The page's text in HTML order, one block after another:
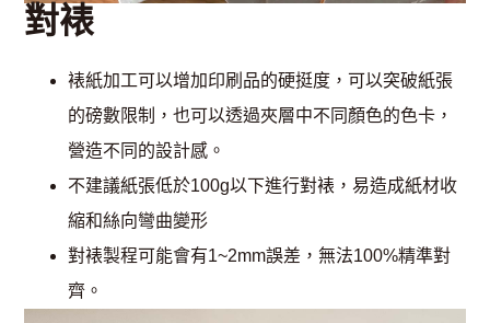
對裱
裱紙加工可以增加印刷品的硬挺度，可以突破紙張
的磅數限制，也可以透過夾層中不同顏色的色卡，
營造不同的設計感。
不建議紙張低於100g以下進行對裱，易造成紙材收
縮和絲向彎曲變形
對裱製程可能會有1~2mm誤差，無法100%精準對
齊。